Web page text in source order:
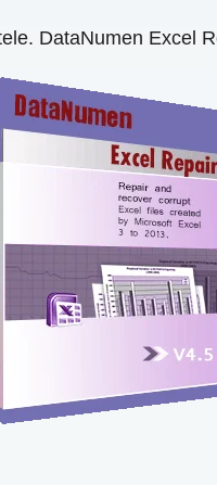
DataNumen Excel